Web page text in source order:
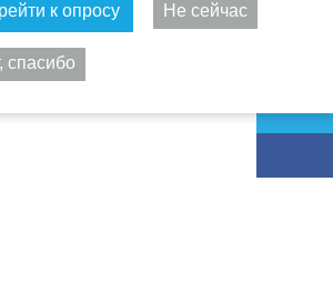
к опросу Не сейчас
спасибо
Поделиться